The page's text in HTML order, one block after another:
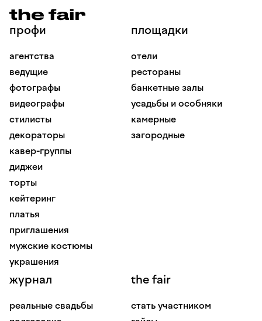
профи
агентства
ведущие
фотографы
видеографы
стилисты
декораторы
кавер-группы
диджеи
торты
кейтеринг
платья
приглашения
мужские костюмы
украшения
площадки
отели
рестораны
банкетные залы
усадьбы и особняки
камерные
загородные
журнал
реальные свадьбы
the fair
стать участником